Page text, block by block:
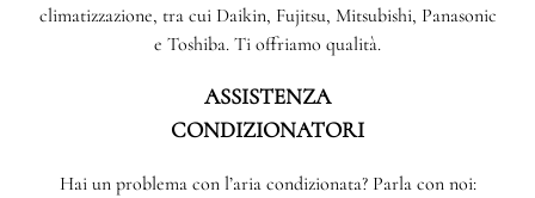
climatizzazione, tra cui Daikin, Fujitsu, Mitsubishi, Panasonic
e Toshiba. Ti offriamo qualità.
ASSISTENZA
CONDIZIONATORI
Hai un problema con l’aria condizionata? Parla con noi: